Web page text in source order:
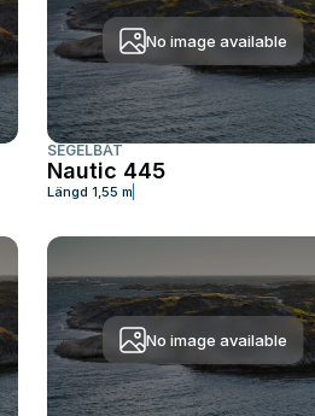
No image available
SEGELBÅT
Nautic 445
Längd 1,55 m
No image available